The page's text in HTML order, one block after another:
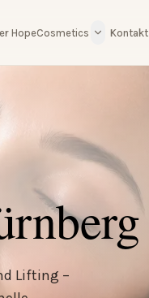
HopeCosmetics Kontakt
Lifting –